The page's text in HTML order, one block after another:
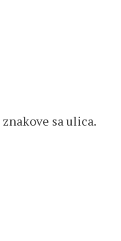
sa ulica.